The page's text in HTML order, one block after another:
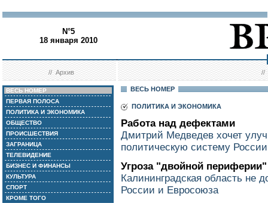
N°5
18 января 2010
//Архив //
ВЕСЬ НОМЕР
ПЕРВАЯ ПОЛОСА
ПОЛИТИКА И ЭКОНОМИКА
ОБЩЕСТВО
ПРОИСШЕСТВИЯ
ЗАГРАНИЦА
ТЕЛЕВИДЕНИЕ
БИЗНЕС И ФИНАНСЫ
КУЛЬТУРА
СПОРТ
КРОМЕ ТОГО
ВЕСЬ НОМЕР
ПОЛИТИКА И ЭКОНОМИКА
Работа над дефектами
Дмитрий Медведев хочет
политическую систему России
Угроза "двойной периферии"
Калининградская область не
России и Евросоюза